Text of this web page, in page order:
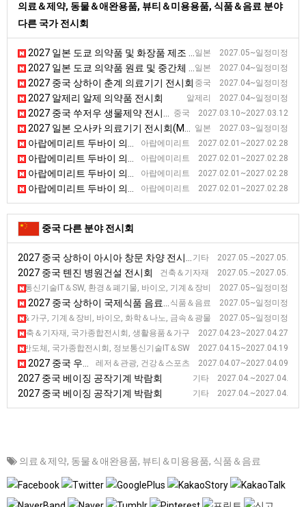
의료＆제약, 동물＆애완용품, 뷰티＆미용용품, 식품＆음료 분야
다른 국가 전시회
일본 2027.05~일정미정
2027 일본 도쿄 의약품 및 화장품 제조 전시회 [Interphex]
일본 2027.04~일정미정
2027 일본 도쿄 의약품 원료 및 중간체 전시회 [CPhI]
중국 2027.04~일정미정
2027 중국 상하이 춘계 의료기기 전시회
알제리 2027.04~일정미정
2027 알제리 알제 의약품 전시회
중국 2027.03.10~2027.03.12
2027 중국 쑤저우 생물제약 전시회(BIO China) [BIO China]
일본 2027.03~일정미정
2027 일본 오사카 의료기기 전시회(Medical)
아랍에미리트 2027.02.01~2027.02.28
아랍에미리트 두바이 의료진단기기 전시회
아랍에미리트 2027.02.01~2027.02.28
아랍에미리트 두바이 의료진단기기 전시회
아랍에미리트 2027.02.01~2027.02.28
아랍에미리트 두바이 의료진단기기 전시회
아랍에미리트 2027.02.01~2027.02.28
아랍에미리트 두바이 의료진단기기 전시회
중국 다른 분야 전시회
기타 2027.05.~2027.05.
2027 중국 상하이 아시아 창문 차양 전시회
건축＆기자재 2027.05.~2027.05.
2027 중국 톈진 병원건설 전시회
정보통신기술IT＆SW, 환경＆폐기물, 바이오, 기계＆장비 2027.05~일정미정
2027 중국 베이징 과학기술산업 전시회 [CHITEX]
식품＆음료 2027.05~일정미정
2027 중국 상하이 국제식품 음료 전시회
용품＆가구, 기계＆장비, 바이오, 화학＆나노, 금속＆광물 2027.05~일정미정
2027 중국 청두 서부 국제 전시회 [WCIF]
건축＆기자재, 국가종합전시회, 생활용품＆가구 2027.04.23~2027.04.27
2027 중국 광저우 춘계 수출입 상품 교역 전시회 (2기)
자＆반도체, 국가종합전시회, 정보통신기술IT＆SW 2027.04.15~2027.04.19
2027 중국 광저우 춘계 수출입 상품 교역 전시회 (1기)
레저＆관광, 건강＆스포츠 2027.04.07~2027.04.09
2027 중국 우한 국제 헬스 전시회 [WHE]
기타 2027.04.~2027.04.
2027 중국 베이징 공작기계 박람회
기타 2027.04.~2027.04.
2027 중국 베이징 공작기계 박람회
의료＆제약, 동물＆애완용품, 뷰티＆미용용품, 식품＆음료